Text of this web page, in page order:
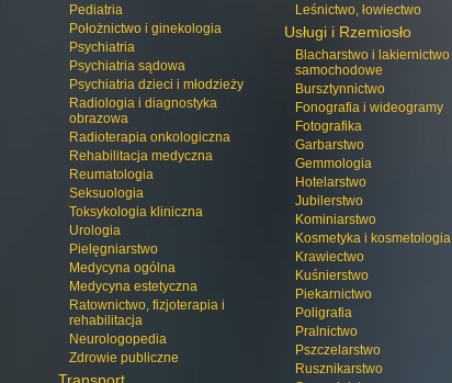
Pediatria
Położnictwo i ginekologia
Psychiatria
Psychiatria sądowa
Psychiatria dzieci i młodzieży
Radiologia i diagnostyka
obrazowa
Radioterapia onkologiczna
Rehabilitacja medyczna
Reumatologia
Seksuologia
Toksykologia kliniczna
Urologia
Pielęgniarstwo
Medycyna ogólna
Medycyna estetyczna
Ratownictwo, fizjoterapia i
rehabilitacja
Neurologopedia
Zdrowie publiczne
Leśnictwo, łowiectwo
Usługi i Rzemiosło
Blacharstwo i lakiernictwo
samochodowe
Bursztynnictwo
Fonografia i wideogramy
Fotografika
Garbarstwo
Gemmologia
Hotelarstwo
Jubilerstwo
Kominiarstwo
Kosmetyka i kosmetologia
Krawiectwo
Kuśnierstwo
Piekarnictwo
Poligrafia
Pralnictwo
Pszczelarstwo
Rusznikarstwo